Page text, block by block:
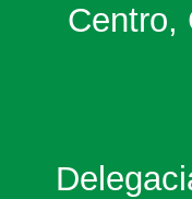
Centro,